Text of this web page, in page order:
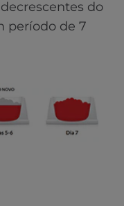
do
período de 7